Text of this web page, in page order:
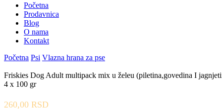
Početna
Prodavnica
Blog
O nama
Kontakt
Početna Psi Vlazna hrana za pse
Friskies Dog Adult multipack mix u želeu (piletina,govedina I
4 x 100 gr
260,00 RSD